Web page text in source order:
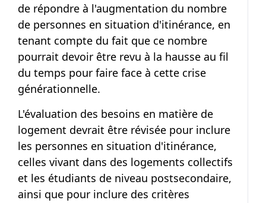
de répondre à l'augmentation du nombre
de personnes en situation d'itinérance, en
tenant compte du fait que ce nombre
pourrait devoir être revu à la hausse au fil
du temps pour faire face à cette crise
générationnelle.
L'évaluation des besoins en matière de
logement devrait être révisée pour inclure
les personnes en situation d'itinérance,
celles vivant dans des logements collectifs
et les étudiants de niveau postsecondaire,
ainsi que pour inclure des critères